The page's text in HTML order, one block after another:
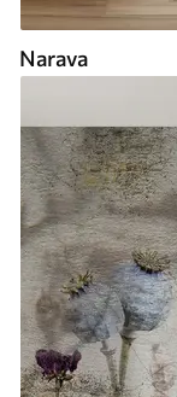
Narava